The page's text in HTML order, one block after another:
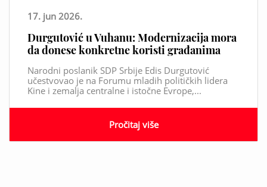
17. jun 2026.
Durgutović u Vuhanu: Modernizacija mora
da donese konkretne koristi građanima
Narodni poslanik SDP Srbije Edis Durgutović
učestvovao je na Forumu mladih političkih lidera
Kine i zemalja centralne i istočne Evrope,...
Pročitaj više